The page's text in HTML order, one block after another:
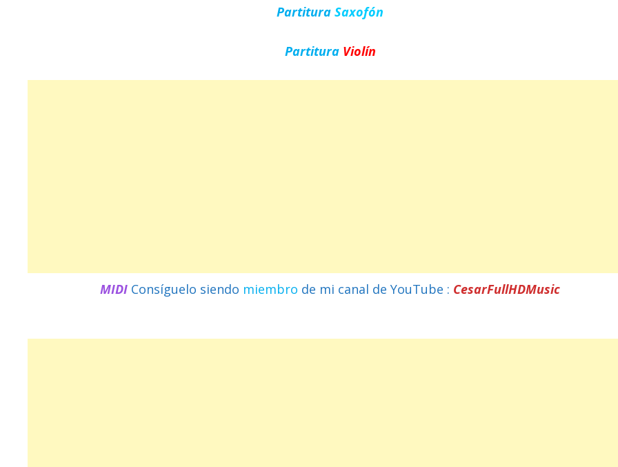
PartituraSaxofón
Partitura Violín
MIDI Consíguelo siendo miembro de mi canal de YouTube : CesarFullHDMusic